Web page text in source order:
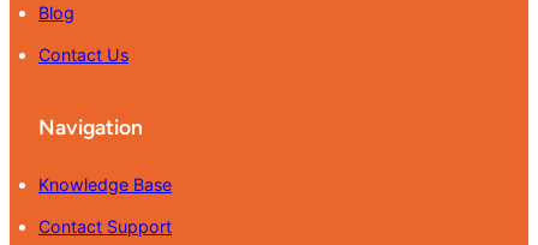
Blog
Contact Us
Navigation
Knowledge Base
Contact Support